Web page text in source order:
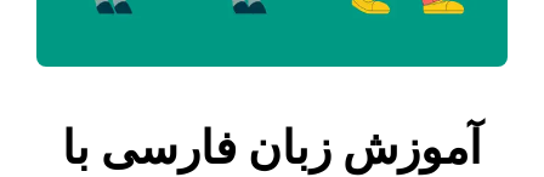
آموزش زبان فارسی با